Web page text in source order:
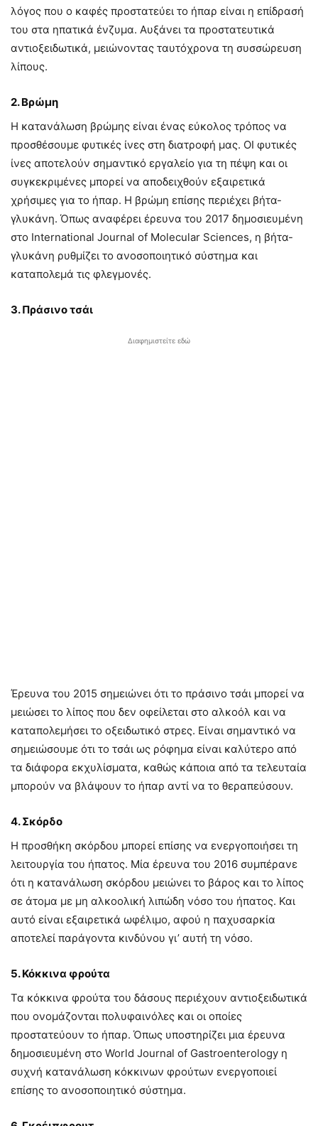
λόγος που ο καφές προστατεύει το ήπαρ είναι η επίδρασή
του στα ηπατικά ένζυμα. Αυξάνει τα προστατευτικά
αντιοξειδωτικά, μειώνοντας ταυτόχρονα τη συσσώρευση
λίπους.
2. Βρώμη
Η κατανάλωση βρώμης είναι ένας εύκολος τρόπος να
προσθέσουμε φυτικές ίνες στη διατροφή μας. ΟΙ φυτικές
ίνες αποτελούν σημαντικό εργαλείο για τη πέψη και οι
συγκεκριμένες μπορεί να αποδειχθούν εξαιρετικά
χρήσιμες για το ήπαρ. Η βρώμη επίσης περιέχει βήτα-
γλυκάνη. Όπως αναφέρει έρευνα του 2017 δημοσιευμένη
στο International Journal of Molecular Sciences, η βήτα-
γλυκάνη ρυθμίζει το ανοσοποιητικό σύστημα και
καταπολεμά τις φλεγμονές.
3. Πράσινο τσάι
Διαφημιστείτε εδώ
Έρευνα του 2015 σημειώνει ότι το πράσινο τσάι μπορεί να
μειώσει το λίπος που δεν οφείλεται στο αλκοόλ και να
καταπολεμήσει το οξειδωτικό στρες. Είναι σημαντικό να
σημειώσουμε ότι το τσάι ως ρόφημα είναι καλύτερο από
τα διάφορα εκχυλίσματα, καθώς κάποια από τα τελευταία
μπορούν να βλάψουν το ήπαρ αντί να το θεραπεύσουν.
4. Σκόρδο
Η προσθήκη σκόρδου μπορεί επίσης να ενεργοποιήσει τη
λειτουργία του ήπατος. Μία έρευνα του 2016 συμπέρανε
ότι η κατανάλωση σκόρδου μειώνει το βάρος και το λίπος
σε άτομα με μη αλκοολική λιπώδη νόσο του ήπατος. Και
αυτό είναι εξαιρετικά ωφέλιμο, αφού η παχυσαρκία
αποτελεί παράγοντα κινδύνου γι’ αυτή τη νόσο.
5. Κόκκινα φρούτα
Τα κόκκινα φρούτα του δάσους περιέχουν αντιοξειδωτικά
που ονομάζονται πολυφαινόλες και οι οποίες
προστατεύουν το ήπαρ. Όπως υποστηρίζει μια έρευνα
δημοσιευμένη στο World Journal of Gastroenterology η
συχνή κατανάλωση κόκκινων φρούτων ενεργοποιεί
επίσης το ανοσοποιητικό σύστημα.